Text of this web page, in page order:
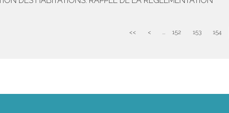
<< < ... 152 153 154